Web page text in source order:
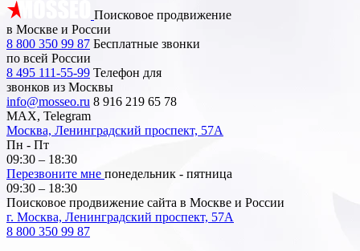
Поисковое продвижение
в Москве и России
8 800 350 99 87 Бесплатные звонки
по всей России
8 495 111-55-99 Телефон для
звонков из Москвы
info@mosseo.ru 8 916 219 65 78
MAX, Telegram
Москва, Ленинградский проспект, 57А
Пн - Пт
09:30 – 18:30
Перезвоните мне понедельник - пятница
09:30 – 18:30
Поисковое продвижение сайта в Москве и России
г. Москва, Ленинградский проспект, 57А
8 800 350 99 87